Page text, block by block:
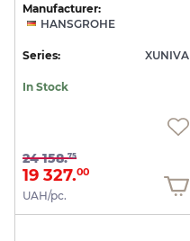
Manufacturer:
HANSGROHE
Series: XUNIVA
In Stock
24 158.75
19 327.00
UAH/pc.